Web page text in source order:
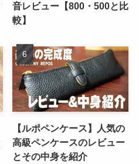
音レビュー【800・500と比
較】
【ルポペンケース】人気の
高級ペンケースのレビュー
とその中身を紹介